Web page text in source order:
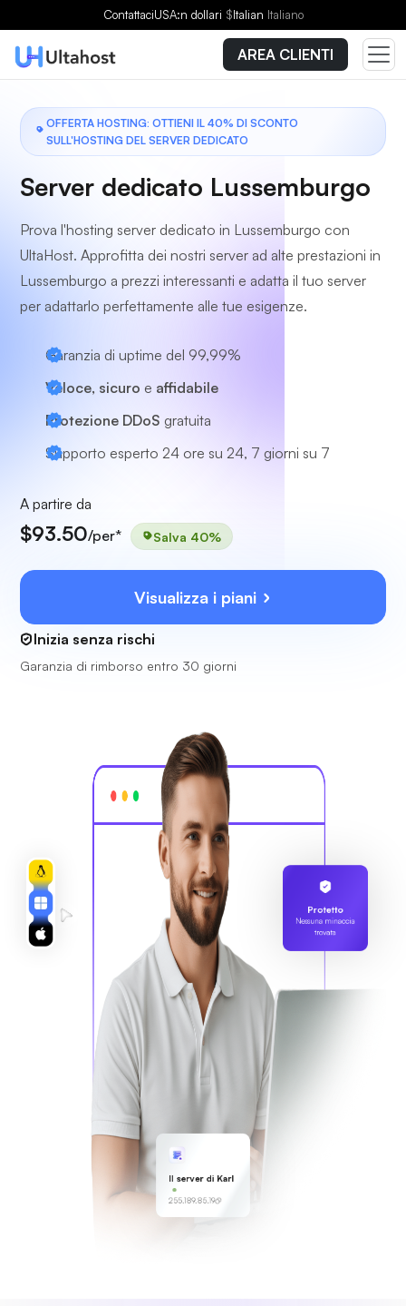
ContattaciUSA:n dollari $Italian Italiano
AREA CLIENTI
OFFERTA HOSTING: OTTIENI IL 40% DI SCONTO
SULL'HOSTING DEL SERVER DEDICATO
Server dedicato Lussemburgo
Prova l'hosting server dedicato in Lussemburgo con
UltaHost. Approfitta dei nostri server ad alte prestazioni in
Lussemburgo a prezzi interessanti e adatta il tuo server
per adattarlo perfettamente alle tue esigenze.
Garanzia di uptime del 99,99%
Veloce, sicuro e affidabile
Protezione DDoS gratuita
Supporto esperto 24 ore su 24, 7 giorni su 7
A partire da
$93.50/per* Salva 40%
Visualizza i piani
Inizia senza rischi
Garanzia di rimborso entro 30 giorni
Protetto
Nessuna minaccia
trovata
Il server di Karl
255.189.85.19